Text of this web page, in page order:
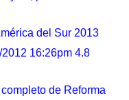
del Sur 2013
16:26pm 4.8
de Reforma